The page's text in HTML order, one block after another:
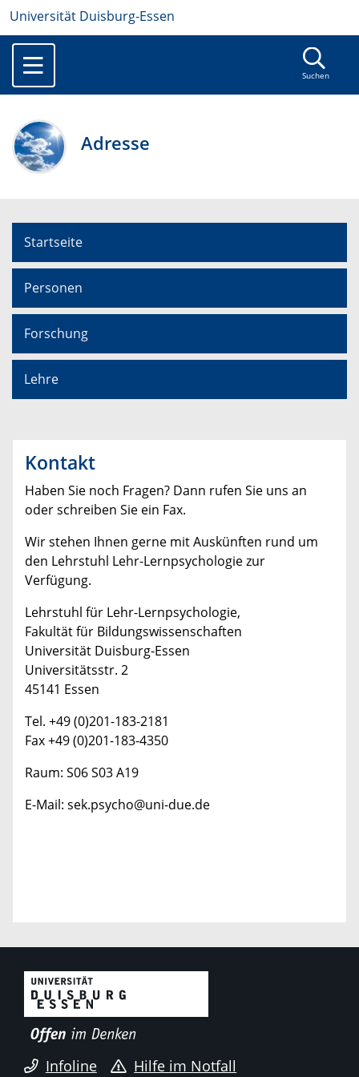
Universität Duisburg-Essen
Suchen
Adresse
Startseite
Personen
Forschung
Lehre
Kontakt
Haben Sie noch Fragen? Dann rufen Sie uns an
oder schreiben Sie ein Fax.
Wir stehen Ihnen gerne mit Auskünften rund um
den Lehrstuhl Lehr-Lernpsychologie zur
Verfügung.
Lehrstuhl für Lehr-Lernpsychologie,
Fakultät für Bildungswissenschaften
Universität Duisburg-Essen
Universitätsstr. 2
45141 Essen
Tel. +49 (0)201-183-2181
Fax +49 (0)201-183-4350
Raum: S06 S03 A19
E-Mail: sek.psycho@uni-due.de
Infoline Hilfe im Notfall